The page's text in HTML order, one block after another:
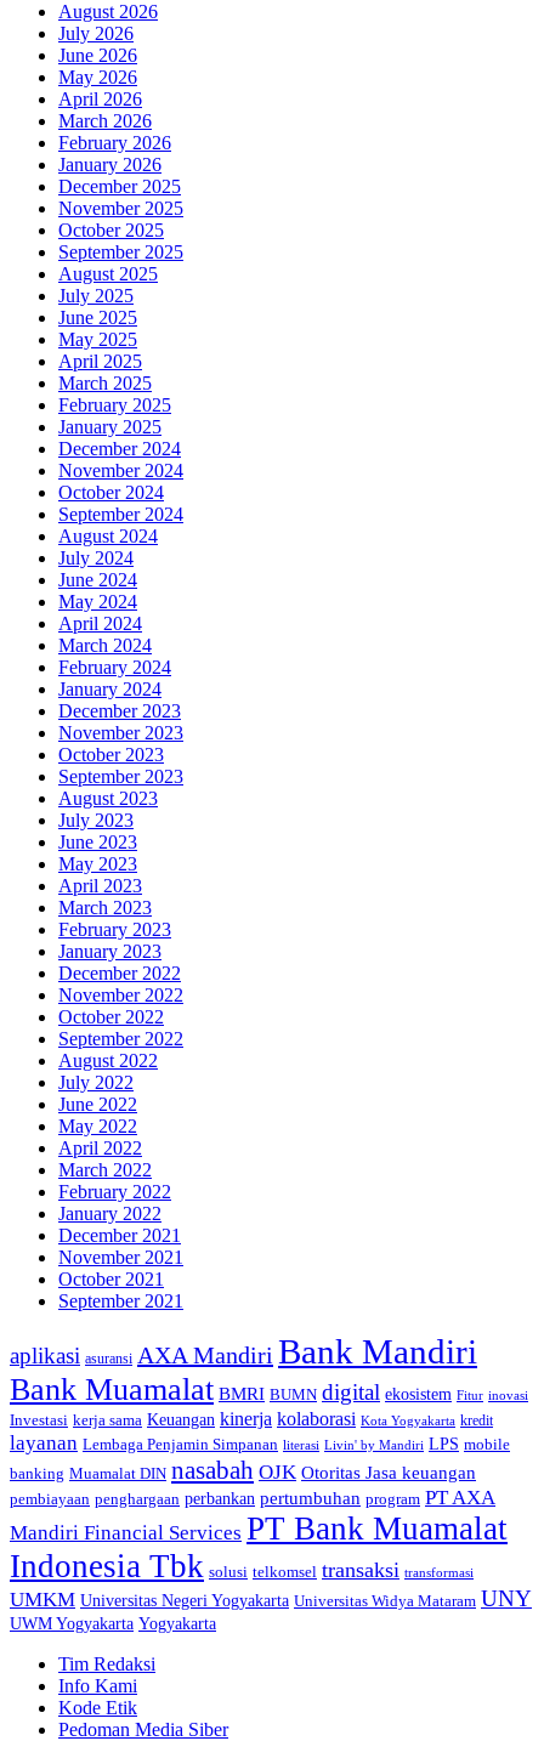
August 2026
July 2026
June 2026
May 2026
April 2026
March 2026
February 2026
January 2026
December 2025
November 2025
October 2025
September 2025
August 2025
July 2025
June 2025
May 2025
April 2025
March 2025
February 2025
January 2025
December 2024
November 2024
October 2024
September 2024
August 2024
July 2024
June 2024
May 2024
April 2024
March 2024
February 2024
January 2024
December 2023
November 2023
October 2023
September 2023
August 2023
July 2023
June 2023
May 2023
April 2023
March 2023
February 2023
January 2023
December 2022
November 2022
October 2022
September 2022
August 2022
July 2022
June 2022
May 2022
April 2022
March 2022
February 2022
January 2022
December 2021
November 2021
October 2021
September 2021
aplikasi asuransi AXA Mandiri Bank Mandiri
Bank Muamalat BMRI BUMN digital ekosistem Fitur inovasi
Investasi kerja sama Keuangan kinerja kolaborasi Kota Yogyakarta kredit
layanan Lembaga Penjamin Simpanan literasi Livin' by Mandiri LPS mobile
banking Muamalat DIN nasabah OJK Otoritas Jasa keuangan
pembiayaan penghargaan perbankan pertumbuhan program PT AXA
Mandiri Financial Services PT Bank Muamalat
Indonesia Tbk solusi telkomsel transaksi transformasi
UMKM Universitas Negeri Yogyakarta Universitas Widya Mataram UNY
UWM Yogyakarta Yogyakarta
Tim Redaksi
Info Kami
Kode Etik
Pedoman Media Siber